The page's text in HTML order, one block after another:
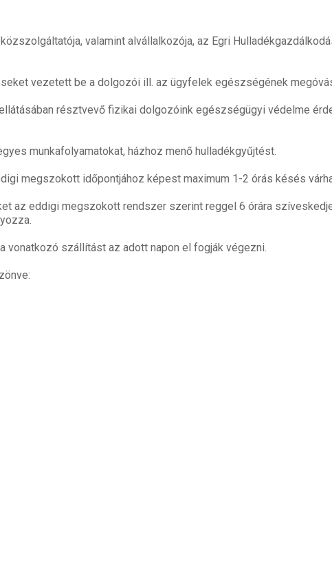
valamint alvállalkozója, az Egri
vezetett be a dolgozói ill. az ügyfelek egészségének
résztvevő fizikai dolgozóink egészségügyi védelme
munkafolyamatokat, házhoz menő hulladékgyűjtést.
megszokott időpontjához képest maximum 1-2 órás késés
az eddigi megszokott rendszer szerint reggel 6 órára
vonatkozó szállítást az adott napon el fogják végezni.